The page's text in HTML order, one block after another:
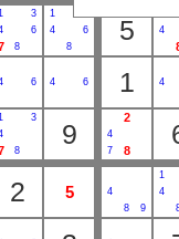
3
6
8
1
4
6
8
5 4
6 4 6 1 4
3
8
9
2
4
7
8
2 5
4
8
9
1
4